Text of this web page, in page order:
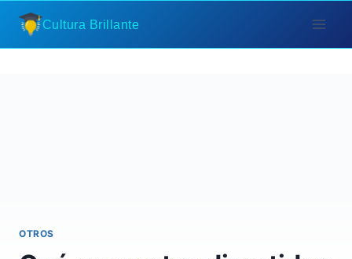
Saltar
contenido
Cultura Brillante
OTROS